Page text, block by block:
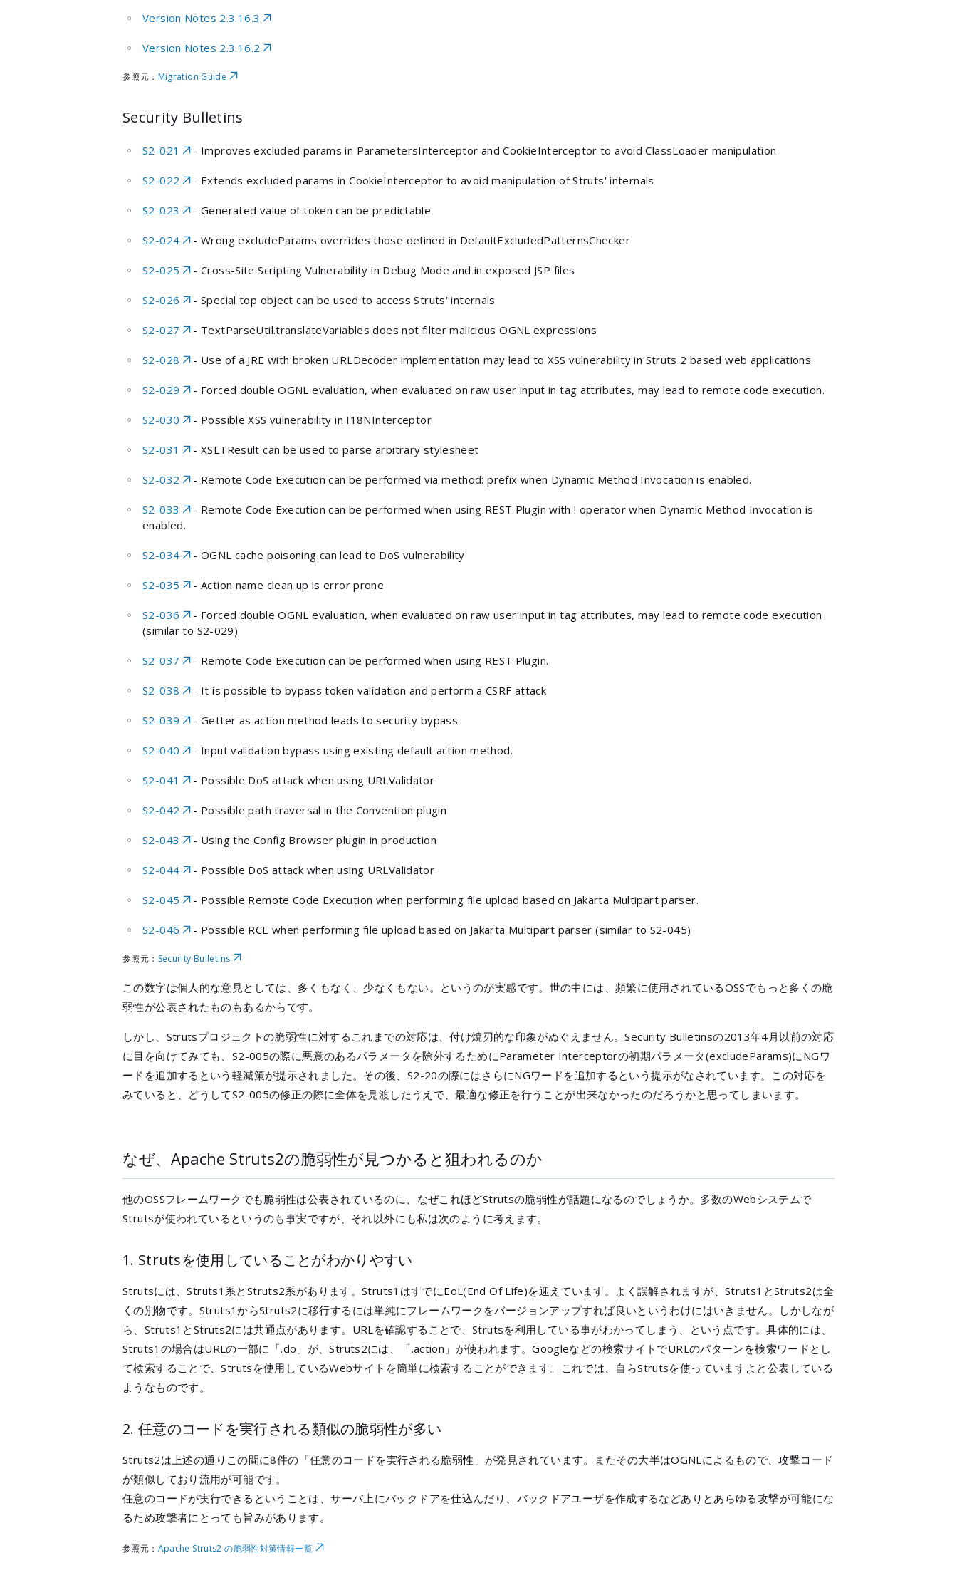
Version Notes 2.3.16.3
Version Notes 2.3.16.2
参照元： Migration Guide
Security Bulletins
S2-021 - Improves excluded params in ParametersInterceptor and CookieInterceptor to avoid ClassLoader manipulation
S2-022 - Extends excluded params in CookieInterceptor to avoid manipulation of Struts' internals
S2-023 - Generated value of token can be predictable
S2-024 - Wrong excludeParams overrides those defined in DefaultExcludedPatternsChecker
S2-025 - Cross-Site Scripting Vulnerability in Debug Mode and in exposed JSP files
S2-026 - Special top object can be used to access Struts' internals
S2-027 - TextParseUtil.translateVariables does not filter malicious OGNL expressions
S2-028 - Use of a JRE with broken URLDecoder implementation may lead to XSS vulnerability in Struts 2 based web applications.
S2-029 - Forced double OGNL evaluation, when evaluated on raw user input in tag attributes, may lead to remote code execution.
S2-030 - Possible XSS vulnerability in I18NInterceptor
S2-031 - XSLTResult can be used to parse arbitrary stylesheet
S2-032 - Remote Code Execution can be performed via method: prefix when Dynamic Method Invocation is enabled.
S2-033
- Remote Code Execution can be performed when using REST Plugin with ! operator when Dynamic Method Invocation is
enabled.
S2-034 - OGNL cache poisoning can lead to DoS vulnerability
S2-035 - Action name clean up is error prone
S2-036
- Forced double OGNL evaluation, when evaluated on raw user input in tag attributes, may lead to remote code execution
(similar to S2-029)
S2-037 - Remote Code Execution can be performed when using REST Plugin.
S2-038 - It is possible to bypass token validation and perform a CSRF attack
S2-039 - Getter as action method leads to security bypass
S2-040 - Input validation bypass using existing default action method.
S2-041 - Possible DoS attack when using URLValidator
S2-042 - Possible path traversal in the Convention plugin
S2-043 - Using the Config Browser plugin in production
S2-044 - Possible DoS attack when using URLValidator
S2-045 - Possible Remote Code Execution when performing file upload based on Jakarta Multipart parser.
S2-046 - Possible RCE when performing file upload based on Jakarta Multipart parser (similar to S2-045)
参照元： Security Bulletins
この数字は個人的な意見としては、多くもなく、少なくもない。というのが実感です。世の中には、頻繁に使用されているOSSでもっと多くの脆
弱性が公表されたものもあるからです。
しかし、Strutsプロジェクトの脆弱性に対するこれまでの対応は、付け焼刃的な印象がぬぐえません。Security Bulletinsの2013年4月以前の対応
に目を向けてみても、S2-005の際に悪意のあるパラメータを除外するためにParameter Interceptorの初期パラメータ(excludeParams)にNGワ
ードを追加するという軽減策が提示されました。その後、S2-20の際にはさらにNGワードを追加するという提示がなされています。この対応を
みていると、どうしてS2-005の修正の際に全体を見渡したうえで、最適な修正を行うことが出来なかったのだろうかと思ってしまいます。
なぜ、Apache Struts2の脆弱性が見つかると狙われるのか
他のOSSフレームワークでも脆弱性は公表されているのに、なぜこれほどStrutsの脆弱性が話題になるのでしょうか。多数のWebシステムで
Strutsが使われているというのも事実ですが、それ以外にも私は次のように考えます。
1. Strutsを使用していることがわかりやすい
Strutsには、Struts1系とStruts2系があります。Struts1はすでにEoL(End Of Life)を迎えています。よく誤解されますが、Struts1とStruts2は全
くの別物です。Struts1からStruts2に移行するには単純にフレームワークをバージョンアップすれば良いというわけにはいきません。しかしなが
ら、Struts1とStruts2には共通点があります。URLを確認することで、Strutsを利用している事がわかってしまう、という点です。具体的には、
Struts1の場合はURLの一部に「.do」が、Struts2には、「.action」が使われます。Googleなどの検索サイトでURLのパターンを検索ワードとし
て検索することで、Strutsを使用しているWebサイトを簡単に検索することができます。これでは、自らStrutsを使っていますよと公表している
ようなものです。
2. 任意のコードを実行される類似の脆弱性が多い
Struts2は上述の通りこの間に8件の「任意のコードを実行される脆弱性」が発見されています。またその大半はOGNLによるもので、攻撃コード
が類似しており流用が可能です。
任意のコードが実行できるということは、サーバ上にバックドアを仕込んだり、バックドアユーザを作成するなどありとあらゆる攻撃が可能にな
るため攻撃者にとっても旨みがあります。
参照元： Apache Struts2 の脆弱性対策情報一覧